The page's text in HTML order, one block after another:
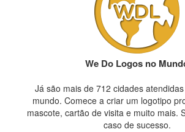
We Do Logos no
Já são mais de 712 cidades
mundo. Comece a criar um logotipo
mascote, cartão de visita e muito mais.
caso de sucesso.